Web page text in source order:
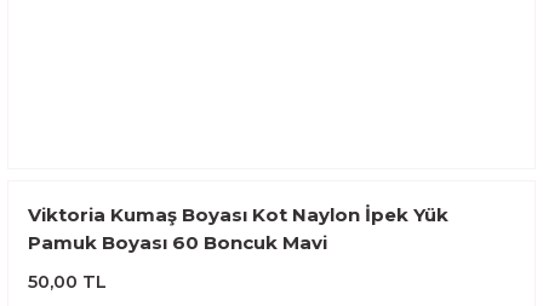
Viktoria Kumaş Boyası Kot Naylon İpek Yük
Pamuk Boyası 60 Boncuk Mavi
50,00 TL